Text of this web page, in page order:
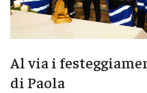
Al via i
di Paola